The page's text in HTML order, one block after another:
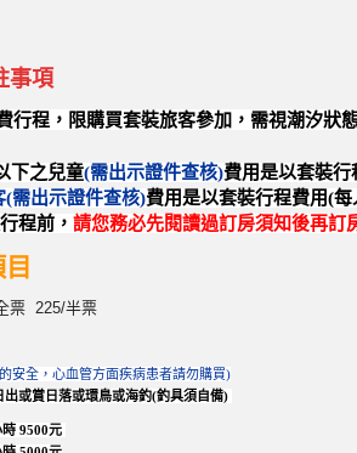
事項
行程，限購買套裝旅客參加，需視潮汐狀
下之兒童(需出示證件查核)費用是以套裝行
(需出示證件查核)費用是以套裝行程費用(
程前， 請您務必先閱讀過訂房須知後再訂
票 225/半票
安全，心血管方面疾病患者請勿購買)
或賞日落或環鳥或海釣(釣具須自備)
9500元